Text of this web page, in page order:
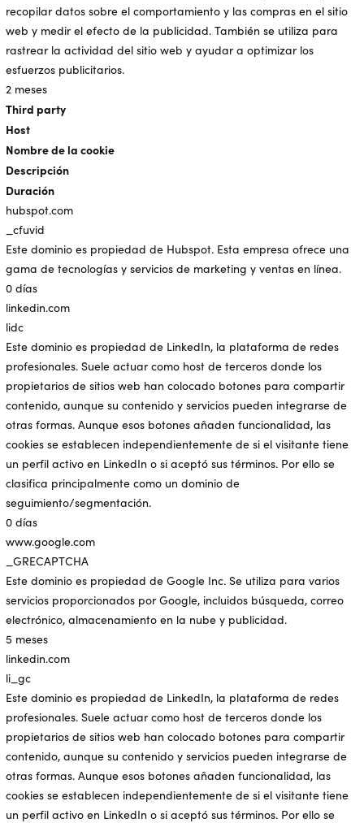
recopilar datos sobre el comportamiento y las compras en el sitio
web y medir el efecto de la publicidad. También se utiliza para
rastrear la actividad del sitio web y ayudar a optimizar los
esfuerzos publicitarios.
2 meses
Third party
Host
Nombre de la cookie
Descripción
Duración
hubspot.com
_cfuvid
Este dominio es propiedad de Hubspot. Esta empresa ofrece una
gama de tecnologías y servicios de marketing y ventas en línea.
0 días
linkedin.com
lidc
Este dominio es propiedad de LinkedIn, la plataforma de redes
profesionales. Suele actuar como host de terceros donde los
propietarios de sitios web han colocado botones para compartir
contenido, aunque su contenido y servicios pueden integrarse de
otras formas. Aunque esos botones añaden funcionalidad, las
cookies se establecen independientemente de si el visitante tiene
un perfil activo en LinkedIn o si aceptó sus términos. Por ello se
clasifica principalmente como un dominio de
seguimiento/segmentación.
0 días
www.google.com
_GRECAPTCHA
Este dominio es propiedad de Google Inc. Se utiliza para varios
servicios proporcionados por Google, incluidos búsqueda, correo
electrónico, almacenamiento en la nube y publicidad.
5 meses
linkedin.com
li_gc
Este dominio es propiedad de LinkedIn, la plataforma de redes
profesionales. Suele actuar como host de terceros donde los
propietarios de sitios web han colocado botones para compartir
contenido, aunque su contenido y servicios pueden integrarse de
otras formas. Aunque esos botones añaden funcionalidad, las
cookies se establecen independientemente de si el visitante tiene
un perfil activo en LinkedIn o si aceptó sus términos. Por ello se